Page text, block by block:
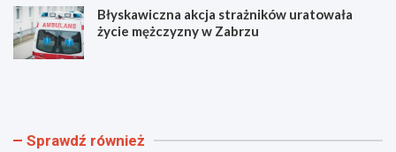
Błyskawiczna akcja strażników uratowała
życie mężczyzny w Zabrzu
W
i
N
b Sprawdź również